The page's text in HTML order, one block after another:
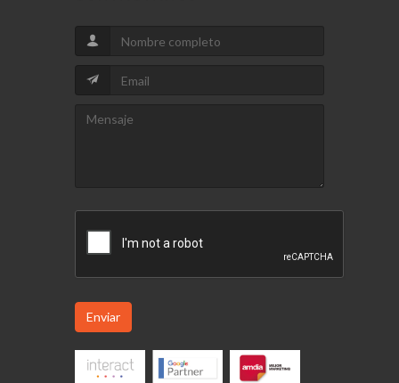
Enviar